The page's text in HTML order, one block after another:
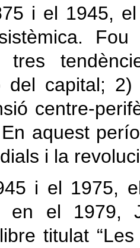
i el 1945,
tres
del capital; 2)
centre-
aquest
i la
i el 1975,
en el 1979,
titulat